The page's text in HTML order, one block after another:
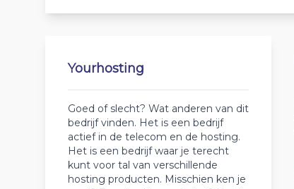
Yourhosting
Goed of slecht? Wat anderen van dit
bedrijf vinden. Het is een bedrijf
actief in de telecom en de hosting.
Het is een bedrijf waar je terecht
kunt voor tal van verschillende
hosting producten. Misschien ken je